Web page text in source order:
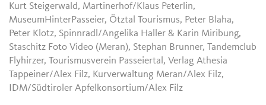
Kurt Steigerwald, Martinerhof/Klaus Peterlin,
MuseumHinterPasseier, Ötztal Tourismus, Peter Blaha,
Peter Klotz, Spinnradl/Angelika Haller & Karin Miribung,
Staschitz Foto Video (Meran), Stephan Brunner, Tandemclub
Flyhirzer, Tourismusverein Passeiertal, Verlag Athesia
Tappeiner/Alex Filz, Kurverwaltung Meran/Alex Filz,
IDM/Südtiroler Apfelkonsortium/Alex Filz